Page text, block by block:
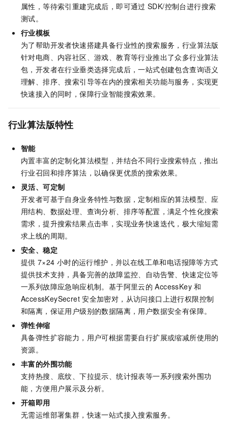
属性，等待索引重建完成后，即可通过 SDK/控制台进行搜索
测试。
行业模板
为了帮助开发者快速搭建具备行业性的搜索服务，行业算法版
针对电商、内容社区、游戏、教育等行业推出了众多行业算法
包，开发者在行业垂类选择完成后，一站式创建包含查询语义
理解、排序、搜索引导等在内的搜索相关功能与服务，实现更
快速接入的同时，保障行业智能搜索效果。
行业算法版特性
智能
内置丰富的定制化算法模型，并结合不同行业搜索特点，推出
行业召回和排序算法，以确保更优质的搜索效果。
灵活、可定制
开发者可基于自身业务特性与数据，定制相应的算法模型、应
用结构、数据处理、查询分析、排序等配置，满足个性化搜索
需求，提升搜索结果点击率，实现业务快速迭代，极大缩短需
求上线的周期。
安全、稳定
提供 7×24 小时的运行维护，并以在线工单和电话报障等方式
提供技术支持，具备完善的故障监控、自动告警、快速定位等
一系列故障应急响应机制。基于阿里云的 AccessKey 和
AccessKeySecret 安全加密对，从访问接口上进行权限控制
和隔离，保证用户级别的数据隔离，用户数据安全有保障。
弹性伸缩
具备弹性扩容能力，用户可根据需要自行扩展或缩减所使用的
资源。
丰富的外围功能
支持热搜、底纹、下拉提示、统计报表等一系列搜索外围功
能，方便用户展示及分析。
开箱即用
无需运维部署集群，快速一站式接入搜索服务。